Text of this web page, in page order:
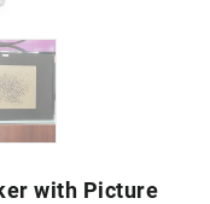
with Picture